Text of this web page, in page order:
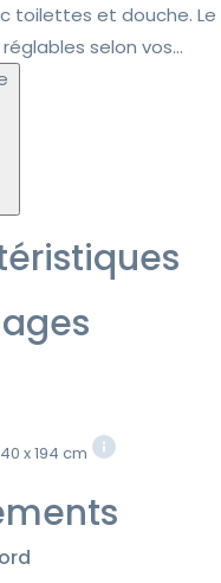
toilettes et douche.
selon vos...
x 194 cm